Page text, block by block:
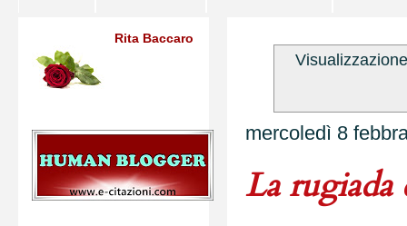
mercoledì 8
La rugiada
Rita Baccaro